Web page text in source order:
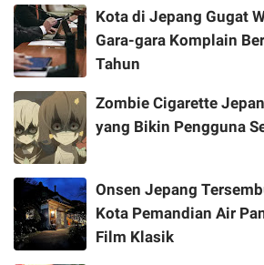
Kota di Jepang Gugat
Gara-gara Komplain
Tahun
Zombie Cigarette
yang Bikin Pengguna
Onsen Jepang
Kota Pemandian Air
Film Klasik